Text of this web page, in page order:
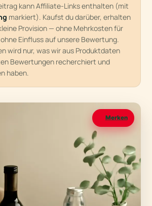
kann Affiliate-Links enthalten (mit
markiert). Kaufst du darüber, erhalten
Provision — ohne Mehrkosten für
Einfluss auf unsere Bewertung.
wird nur, was wir aus Produktdaten
Bewertungen recherchiert und
haben.
Merken